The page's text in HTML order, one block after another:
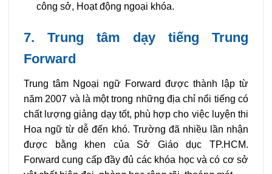
công sở, Hoạt động ngoại khóa.
7. Trung tâm dạy tiếng Trung
Forward
Trung tâm Ngoại ngữ Forward được thành lập từ
năm 2007 và là một trong những địa chỉ nổi tiếng có
chất lượng giảng dạy tốt, phù hợp cho việc luyện thi
Hoa ngữ từ dễ đến khó. Trường đã nhiều lần nhận
được bằng khen của Sở Giáo dục TP.HCM.
Forward cung cấp đầy đủ các khóa học và có cơ sở